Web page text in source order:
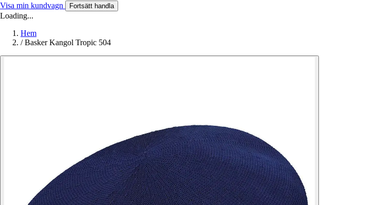
Visa min kundvagn Fortsätt handla
Loading...
Hem
/ Basker Kangol Tropic 504